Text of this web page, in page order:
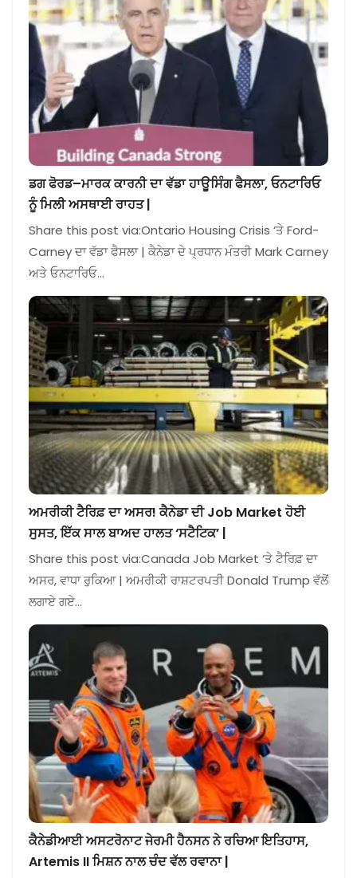
ਡਗ ਫੋਰਡ–ਮਾਰਕ ਕਾਰਨੀ ਦਾ ਵੱਡਾ ਹਾਊਸਿੰਗ ਫੈਸਲਾ, ਓਨਟਾਰਿਓ
ਨੂੰ ਮਿਲੀ ਅਸਥਾਈ ਰਾਹਤ |
Share this post via:Ontario Housing Crisis ‘ਤੇ Ford-
Carney ਦਾ ਵੱਡਾ ਫੈਸਲਾ | ਕੈਨੇਡਾ ਦੇ ਪ੍ਰਧਾਨ ਮੰਤਰੀ Mark Carney
ਅਤੇ ਓਨਟਾਰਿਓ…
ਅਮਰੀਕੀ ਟੈਰਿਫ਼ ਦਾ ਅਸਰ! ਕੈਨੇਡਾ ਦੀ Job Market ਹੋਈ
ਸੁਸਤ, ਇੱਕ ਸਾਲ ਬਾਅਦ ਹਾਲਤ ‘ਸਟੈਟਿਕ’ |
Share this post via:Canada Job Market ‘ਤੇ ਟੈਰਿਫ਼ ਦਾ
ਅਸਰ, ਵਾਧਾ ਰੁਕਿਆ | ਅਮਰੀਕੀ ਰਾਸ਼ਟਰਪਤੀ Donald Trump ਵੱਲੋਂ
ਲਗਾਏ ਗਏ…
ਕੈਨੇਡੀਆਈ ਅਸਟਰੋਨਾਟ ਜੇਰਮੀ ਹੈਨਸਨ ਨੇ ਰਚਿਆ ਇਤਿਹਾਸ,
Artemis II ਮਿਸ਼ਨ ਨਾਲ ਚੰਦ ਵੱਲ ਰਵਾਨਾ |